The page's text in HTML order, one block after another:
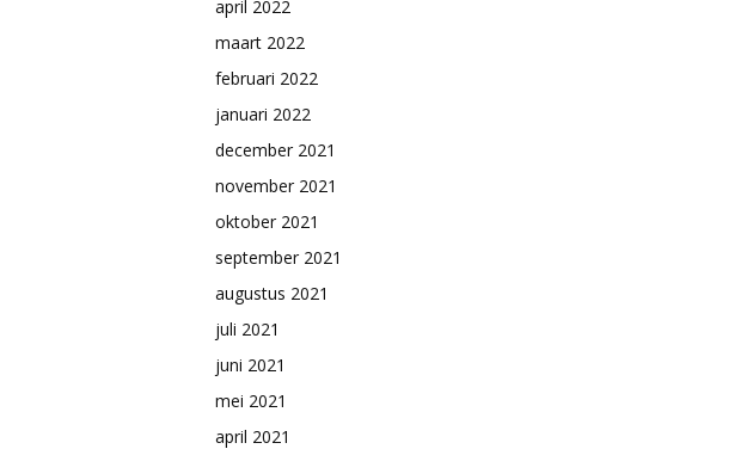
april 2022
maart 2022
februari 2022
januari 2022
december 2021
november 2021
oktober 2021
september 2021
augustus 2021
juli 2021
juni 2021
mei 2021
april 2021